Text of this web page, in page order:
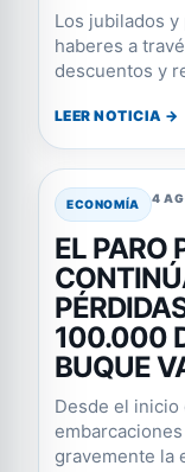
Los jubilados
haberes a
descuentos y
LEER NOTICIA →
ECONOMÍA 4
EL PARO
100.000
BUQUE
Desde el inicio
gravemente la